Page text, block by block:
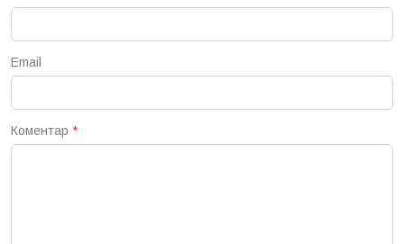
Email
Коментар *